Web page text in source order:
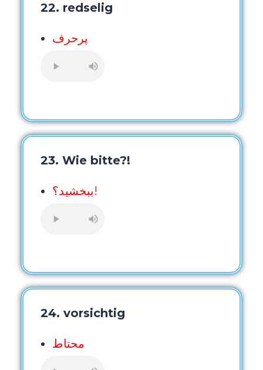
22. redselig
پرحرف
23. Wie bitte?!
ببخشید؟!
24. vorsichtig
محتاط